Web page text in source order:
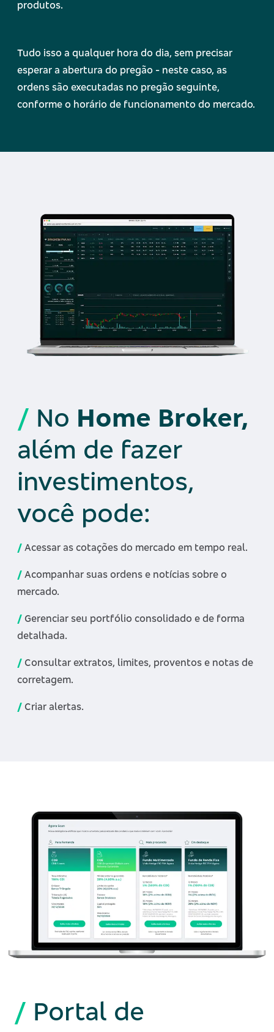
produtos.
Tudo isso a qualquer hora do dia, sem precisar
esperar a abertura do pregão - neste caso, as
ordens são executadas no pregão seguinte,
conforme o horário de funcionamento do mercado.
/ No Home Broker,
além de fazer
investimentos,
você pode:
/ Acessar as cotações do mercado em tempo real.
/ Acompanhar suas ordens e notícias sobre o
mercado.
/ Gerenciar seu portfólio consolidado e de forma
detalhada.
/ Consultar extratos, limites, proventos e notas de
corretagem.
/ Criar alertas.
/ Portal de